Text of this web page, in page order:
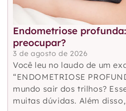
Endometriose
preocupar?
3 de agosto de 2026
Você leu no laudo de um
“ENDOMETRIOSE
mundo sair dos trilhos?
muitas dúvidas. Além